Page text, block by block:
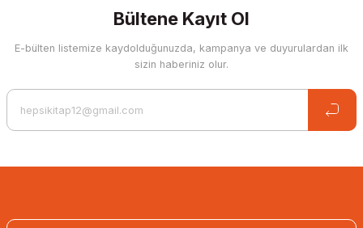
Bültene Kayıt Ol
E-bülten listemize kaydolduğunuzda, kampanya ve duyurulardan ilk
sizin haberiniz olur.